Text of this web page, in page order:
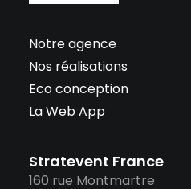
Notre agence
Nos réalisations
Eco conception
La Web App
Stratevent France
160 rue Montmartre